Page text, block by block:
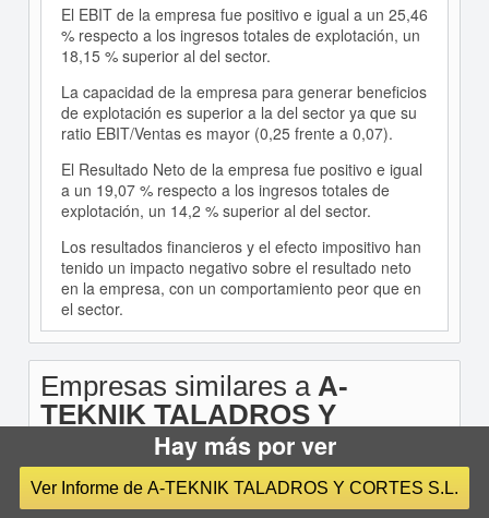
El EBIT de la empresa fue positivo e igual a un 25,46
% respecto a los ingresos totales de explotación, un
18,15 % superior al del sector.
La capacidad de la empresa para generar beneficios
de explotación es superior a la del sector ya que su
ratio EBIT/Ventas es mayor (0,25 frente a 0,07).
El Resultado Neto de la empresa fue positivo e igual
a un 19,07 % respecto a los ingresos totales de
explotación, un 14,2 % superior al del sector.
Los resultados financieros y el efecto impositivo han
tenido un impacto negativo sobre el resultado neto
en la empresa, con un comportamiento peor que en
el sector.
Empresas similares a A-
TEKNIK TALADROS Y
CORTES S.L.en POLINYA
Hay más por ver
Ver Informe de A-TEKNIK TALADROS Y CORTES S.L.